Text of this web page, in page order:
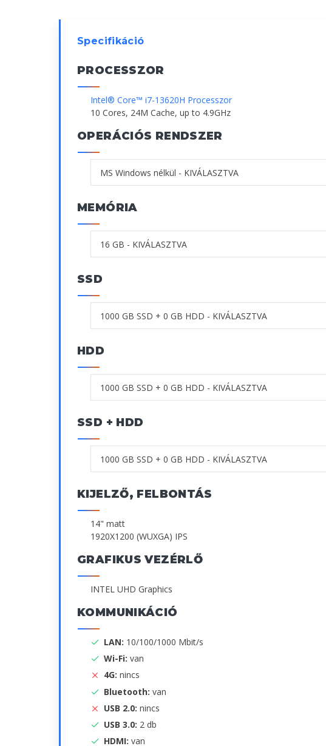
Specifikáció
PROCESSZOR
Intel® Core™ i7-13620H Processzor
10 Cores, 24M Cache, up to 4.9GHz
OPERÁCIÓS RENDSZER
MEMÓRIA
SSD
HDD
SSD + HDD
KIJELZŐ, FELBONTÁS
14" matt
1920X1200 (WUXGA) IPS
GRAFIKUS VEZÉRLŐ
INTEL UHD Graphics
KOMMUNIKÁCIÓ
LAN: 10/100/1000 Mbit/s
Wi-Fi: van
4G: nincs
Bluetooth: van
USB 2.0: nincs
USB 3.0: 2 db
HDMI: van